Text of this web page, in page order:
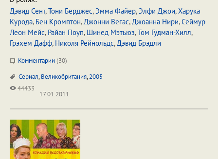
Дэвид Сент,Тони Берджес,Эмма Файер,Элфи Джои,Харука
Курода, Бен Кромптон,Джонни Вегас,Джоанна Нири,Сеймур
Леон Мейс, Райан Поуп, Шинед Мэтьюз,Том Гудман-Хилл,
Грэхем Дафф, Николя Рейнольдс,Дэвид Брэдли
Комментарии (30)
Сериал,Великобритания,2005
44433
17.01.2011